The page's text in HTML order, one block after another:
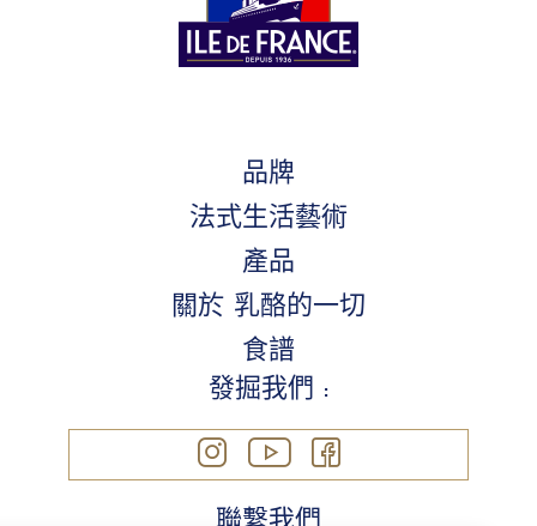
品牌
法式生活藝術
產品
關於 乳酪的一切
食譜
發掘我們 :
聯繫我們